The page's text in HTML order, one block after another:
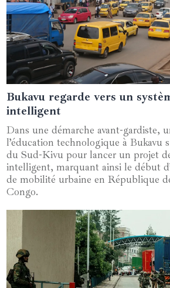
05 juin 2024
Bukavu regarde vers un
intelligent
Dans une démarche avant-gardiste,
l’éducation technologique à Bukavu
du Sud-Kivu pour lancer un projet
intelligent, marquant ainsi le début
de mobilité urbaine en République
Congo.